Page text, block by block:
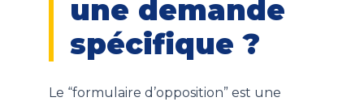
une demande
spécifique ?
Le “formulaire d’opposition” est une